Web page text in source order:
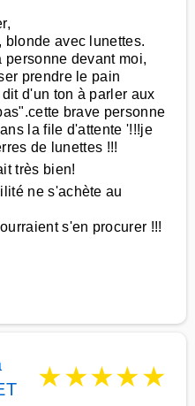
avec lunettes.
devant moi,
prendre le pain
d'un ton à parler aux
brave personne
la file d'attente '!!!je
de lunettes !!!
très bien!
ne s'achète au
s'en procurer !!!
★★★★★